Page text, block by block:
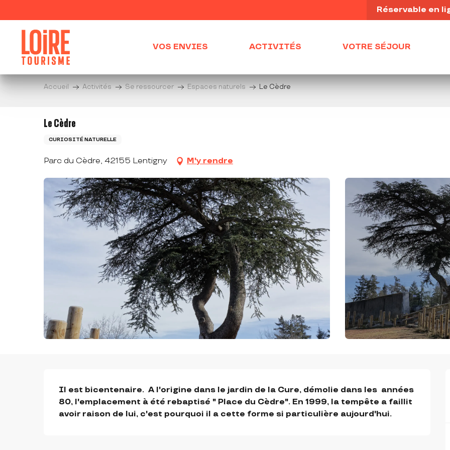
au
contenu
Réservable en
VOS ENVIES ACTIVITÉS VOTRE SÉJOUR
Accueil Activités Se ressourcer Espaces naturels Le Cèdre
Le Cèdre
CURIOSITÉ NATURELLE
Parc du Cèdre, 42155 Lentigny M'y rendre
DESCRIPTION
Il est bicentenaire.  A l'origine dans le jardin de la Cure, démolie dans les  années
80, l'emplacement à été rebaptisé " Place du Cèdre". En 1999, la tempête a faillit
avoir raison de lui, c'est pourquoi il a cette forme si particulière aujourd'hui.